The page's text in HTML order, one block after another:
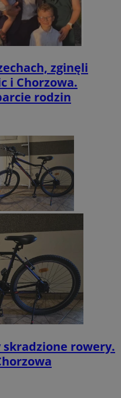
zginęli
i Chorzowa.
rodzin
skradzione rowery.